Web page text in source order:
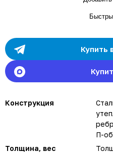
Купить
Конструкция
П-
Толщина, вес